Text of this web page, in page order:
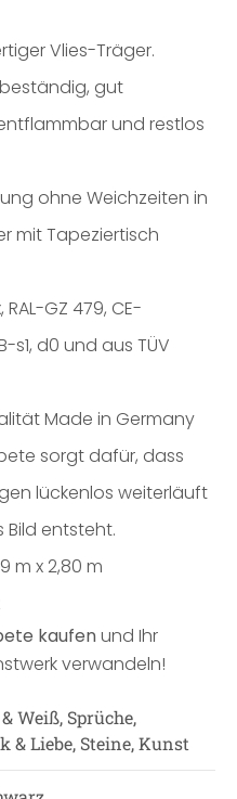
Vlies-Träger.
gut
und restlos
ohne Weichzeiten in
mit Tapeziertisch
GZ 479, CE-
s1, d0 und aus TÜV
Made in Germany
sorgt dafür, dass
lückenlos weiterläuft
entsteht.
m x 2,80 m
kaufenund Ihr
verwandeln!
Weiß, Sprüche,
& Liebe, Steine, Kunst